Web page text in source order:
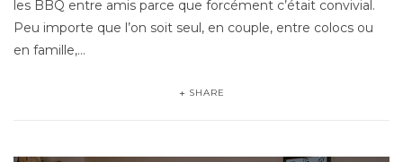
les BBQ entre amis parce que forcément c’était convivial.
Peu importe que l’on soit seul, en couple, entre colocs ou
en famille,…
SHARE